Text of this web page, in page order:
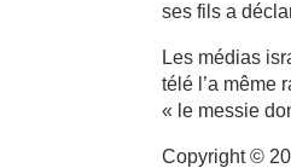
ses fils a
Les médias
télé l’a même
« le messie
Copyright ©